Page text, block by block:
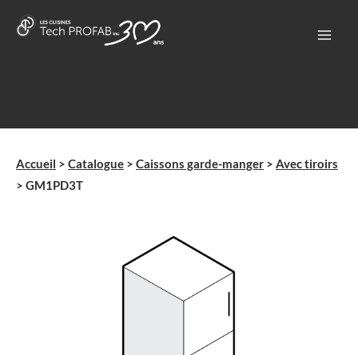
Accueil > Catalogue > Caissons garde-manger > Avec tiroirs
> GM1PD3T